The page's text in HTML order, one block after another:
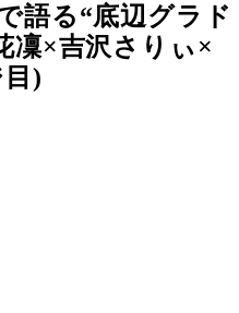
語る“底辺グラド
凜×吉沢さりぃ×
)